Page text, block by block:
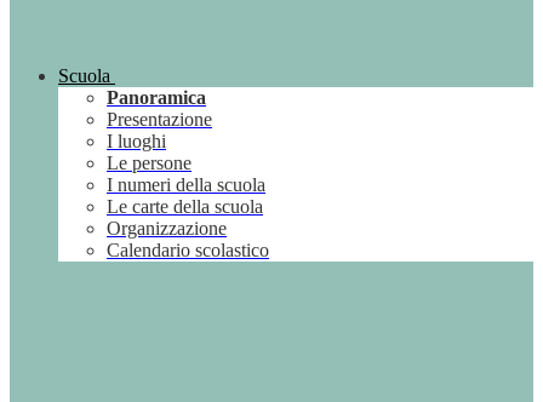
Scuola
Panoramica
Presentazione
I luoghi
Le persone
I numeri della scuola
Le carte della scuola
Organizzazione
Calendario scolastico